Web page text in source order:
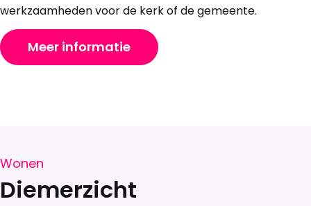
werkzaamheden voor de kerk of de gemeente.
Meer informatie
Wonen
Diemerzicht